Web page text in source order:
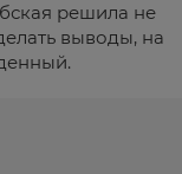
решила не
выводы, на